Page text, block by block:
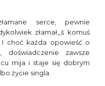
serce, pewnie
złamał_ś komuś
I choć każda opowieść o
zawsze
mija i staje się dobrym
życie singla.